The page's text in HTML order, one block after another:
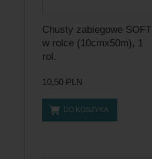
Chusty zabiegowe SOFT
w rolce (10cmx50m), 1
rol.
10,50 PLN
DO KOSZYKA